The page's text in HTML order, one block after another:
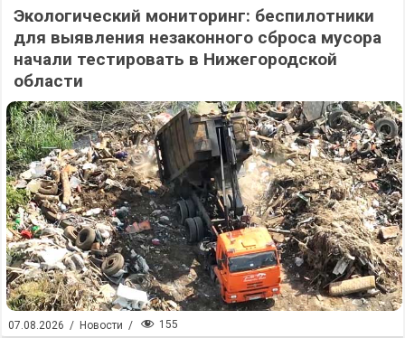
Экологический мониторинг: беспилотники
для выявления незаконного сброса мусора
начали тестировать в Нижегородской
области
07.08.2026 / Новости / 155